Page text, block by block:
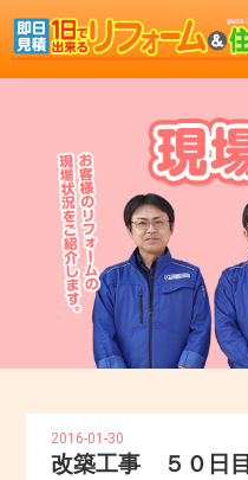
2016-01-30
改築工事 ５０日目